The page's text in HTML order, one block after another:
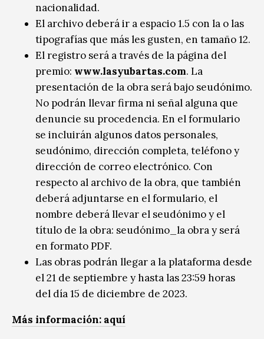
nacionalidad.
El archivo deberá ir a espacio 1.5 con la o las
tipografías que más les gusten, en tamaño 12.
El registro será a través de la página del
premio: www.lasyubartas.com. La
presentación de la obra será bajo seudónimo.
No podrán llevar firma ni señal alguna que
denuncie su procedencia. En el formulario
se incluirán algunos datos personales,
seudónimo, dirección completa, teléfono y
dirección de correo electrónico. Con
respecto al archivo de la obra, que también
deberá adjuntarse en el formulario, el
nombre deberá llevar el seudónimo y el
título de la obra: seudónimo_la obra y será
en formato PDF.
Las obras podrán llegar a la plataforma desde
el 21 de septiembre y hasta las 23:59 horas
del día 15 de diciembre de 2023.
Más información: aquí